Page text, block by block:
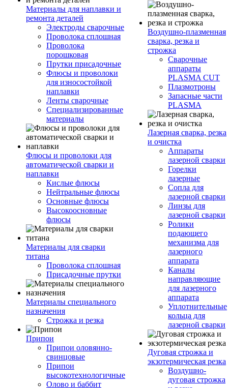
Материалы для наплавки и
ремонта деталей
Электроды сварочные
Проволока сплошная
Проволока
порошковая
Прутки присадочные
Флюсы и проволоки
для износостойкой
наплавки
Ленты сварочные
Специализированные
материалы
Флюсы и проволоки для
автоматической сварки и
наплавки
Кислые флюсы
Нейтральные флюсы
Основные флюсы
Высокоосновные
флюсы
Материалы для сварки
титана
Проволока сплошная
Присадочные прутки
Материалы специального
назначения
Строжка и резка
Припои
Припои оловянно-
свинцовые
Припои
высокотехнологичные
Олово и баббит
Воздушно-плазменная
сварка, резка и
строжка
Сварочные
аппараты
PLASMA CUT
Плазмотроны
Запасные части
PLASMA
Лазерная сварка, резка
и очистка
Аппараты
лазерной сварки
Горелки
лазерные
Сопла для
лазерной сварки
Линзы для
лазерной сварки
Ролики
подающего
механизма для
лазерного
аппарата
Каналы
направляющие
для лазерного
аппарата
Уплотнительные
кольца для
лазерной сварки
Дуговая строжка и
экзотермическая резка
Воздушно-
дуговая строжка